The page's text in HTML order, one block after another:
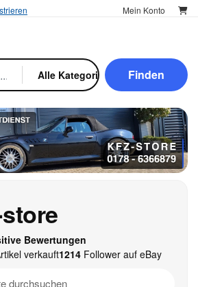
Mein Konto
Finden
Bewertungen
verkauft1214Follower auf eBay